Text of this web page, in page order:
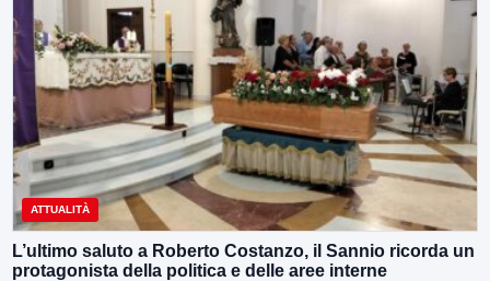
ATTUALITÀ
L’ultimo saluto a Roberto Costanzo, il Sannio ricorda un
protagonista della politica e delle aree interne